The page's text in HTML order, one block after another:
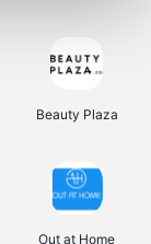
Beauty Plaza
Out at Home